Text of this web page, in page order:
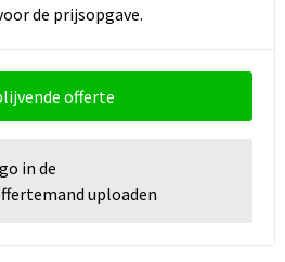
de prijsopgave.
offerte
in de
uploaden